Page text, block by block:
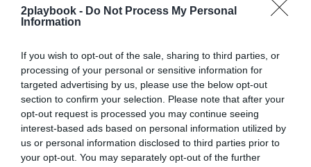
2playbook - Do Not Process My Personal
Information
If you wish to opt-out of the sale, sharing to third parties, or
processing of your personal or sensitive information for
targeted advertising by us, please use the below opt-out
section to confirm your selection. Please note that after your
opt-out request is processed you may continue seeing
interest-based ads based on personal information utilized by
us or personal information disclosed to third parties prior to
your opt-out. You may separately opt-out of the further
derechos de forma no exclusivaa todos los grandes
playersaudiovisuales del mercado francés. Para la
clubes de Ligue 1 y Ligue 2
perdieron 270 millones
euros, y volvió a evidenciarse la dependencia sobre el
PSG, que factura un tercio de la cifra de negocio
totalde la Primera División francesa. Desde 2019-
2020, el fútbol profesional galo ya acumula más de
2.100 millones de números rojos, según datos
extraídos deIntelligence 2P, la unidad de estrategia e
inteligencia de mercado de 2Playbook.